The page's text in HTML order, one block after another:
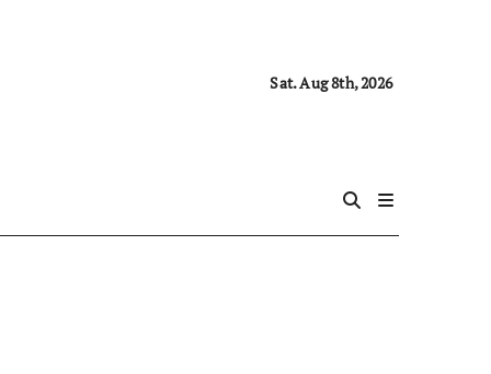
Sat. Aug 8th, 2026